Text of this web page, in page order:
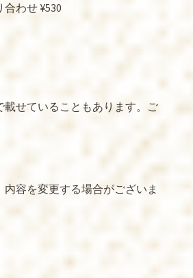
わせ ¥530
載せていることもあります。ご
容を変更する場合がございま